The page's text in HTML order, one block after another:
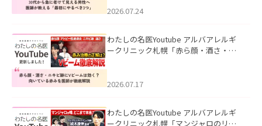
た。
2026.07.24
わたしの名医Youtube アルバアレルギ
ークリニック札幌「赤ら顔・酒さ・ニ
した。
2026.07.17
わたしの名医Youtube アルバアレルギ
ークリニック札幌「マンジャロのリア